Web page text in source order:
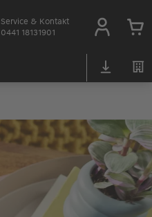
Service & Kontakt
0441 18131901